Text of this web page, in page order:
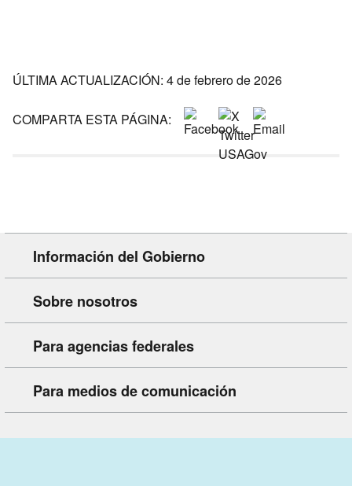
ÚLTIMA ACTUALIZACIÓN: 4 de febrero de 2026
COMPARTA ESTA PÁGINA:
Información del Gobierno
Sobre nosotros
Para agencias federales
Para medios de comunicación